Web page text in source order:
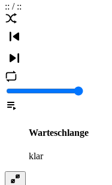
:: / ::
Warteschlange
klar